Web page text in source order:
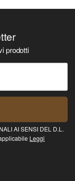
prodotti
AI SENSI DEL D.L.
Leggi